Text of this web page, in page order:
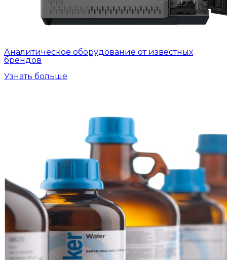
Аналитическое оборудование от известных
брендов
Узнать больше